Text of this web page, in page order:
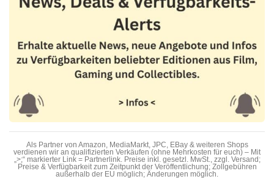
Als Partner von Amazon, MediaMarkt, JPC, EBay & weiteren Shops
verdienen wir an qualifizierten Verkäufen (ohne Mehrkosten für euch) – Mit
„>;“ markierter Link = Partnerlink. Preise inkl. gesetzl. MwSt., zzgl. Versand;
Preise & Verfügbarkeit zum Zeitpunkt der Veröffentlichung; Zollgebühren
außerhalb der EU möglich; Änderungen möglich.